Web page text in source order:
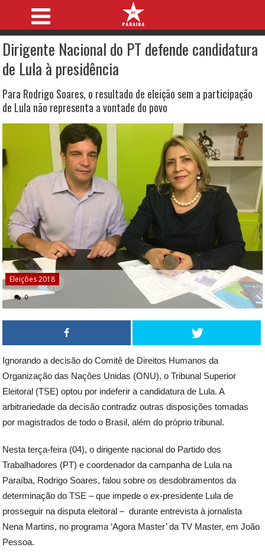
Dirigente Nacional do PT defende candidatura
de Lula à presidência
Para Rodrigo Soares, o resultado de eleição sem a participação
de Lula não representa a vontade do povo
Eleições 2018
0
Ignorando a decisão do Comitê de Direitos Humanos da
Organização das Nações Unidas (ONU), o Tribunal Superior
Eleitoral (TSE) optou por indeferir a candidatura de Lula. A
arbitrariedade da decisão contradiz outras disposições tomadas
por magistrados de todo o Brasil, além do próprio tribunal.
Nesta terça-feira (04), o dirigente nacional do Partido dos
Trabalhadores (PT) e coordenador da campanha de Lula na
Paraíba, Rodrigo Soares, falou sobre os desdobramentos da
determinação do TSE – que impede o ex-presidente Lula de
prosseguir na disputa eleitoral – durante entrevista à jornalista
Nena Martins, no programa ‘Agora Master’ da TV Master, em João
Pessoa.